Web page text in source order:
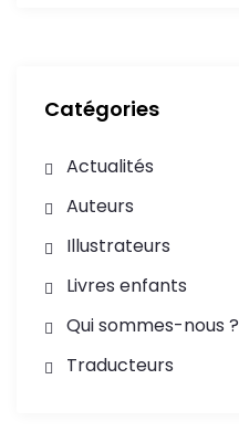
Catégories
Actualités
Auteurs
Illustrateurs
Livres enfants
Qui sommes-nous ?
Traducteurs